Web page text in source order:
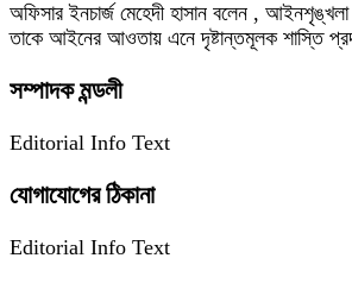
অফিসার ইনচার্জ মেহেদী হাসান বলেন ,
তাকে আইনের আওতায় এনে দৃষ্টান্তমূলক শাস্তি
সম্পাদক মন্ডলী
Editorial Info Text
যোগাযোগের ঠিকানা
Editorial Info Text